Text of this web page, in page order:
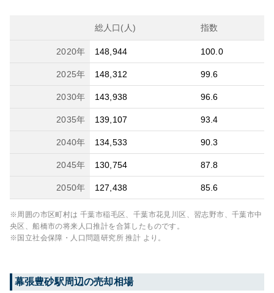
総人口(人) 指数
2020年 148,944 100.0
2025年 148,312 99.6
2030年 143,938 96.6
2035年 139,107 93.4
2040年 134,533 90.3
2045年 130,754 87.8
2050年 127,438 85.6
※周囲の市区町村は 千葉市稲毛区、千葉市花見川区、習志野市、千葉市中
央区、船橋市の将来人口推計を合算したものです。
※国立社会保障・人口問題研究所 推計 より。
幕張豊砂駅周辺の売却相場